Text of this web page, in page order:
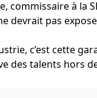
commissaire à la
devrait pas
c’est cette
des talents hors